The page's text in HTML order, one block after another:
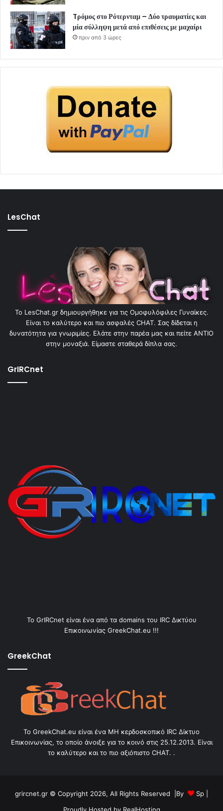
Tρόμος στο Ρότερνταμ – Δύο τραυματίες και
μία σύλληψη μετά από επιθέσεις με μαχαίρι
πριν από 3 ώρες
LesChat
To LesChat.gr δημιουργήθηκε για τις Ομοφυλόφιλες Γυναίκες.
Είναι το καλύτερο και πιο ασφαλές CHAT. Σας δίδεται η
δυνατότητα για γνωριμίες. Ελάτε στην παρέα μας και πείτε ΑΝΤΙΟ
στην μοναξιά. Είμαστε σταθερά δίπλα σας.
GrIRCnet
Το GrIRCnet είναι ένα από τα domains του IRC Δικτύου
Επικοινωνίας GreekChat.eu !!!
GreekChat
Το GreekChat.eu είναι ένα ΜΗ κερδοσκοπικό IRC Δίκτυο
Επικοινωνίας, το οποίο άνοιξε για το κοινό στις 25.12.2013. Είναι
το καλύτερο και το πιο αξιόπιστο CHAT. .
grircnet.gr © Copyright 2026, All Rights Reserved |By Sp